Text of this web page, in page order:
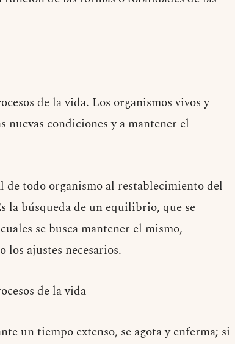
de la vida. Los organismos vivos y
nuevas condiciones y a mantener el
de todo organismo al restablecimiento del
la búsqueda de un equilibrio, que se
se busca mantener el mismo,
ajustes necesarios.
de la vida
un tiempo extenso, se agota y enferma; si